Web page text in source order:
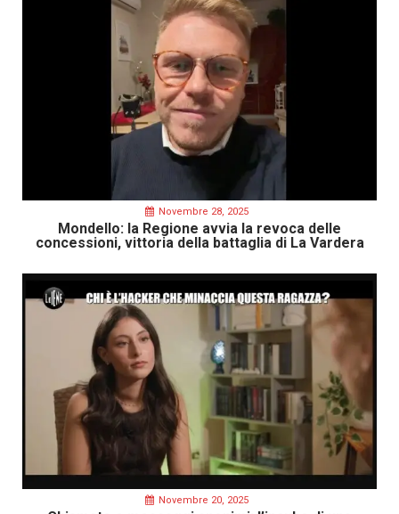
Novembre 28, 2025
Mondello: la Regione avvia la revoca delle
concessioni, vittoria della battaglia di La Vardera
Novembre 20, 2025